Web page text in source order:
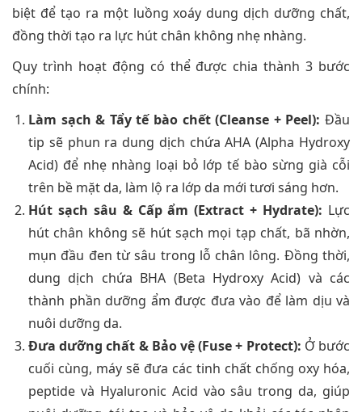
biệt để tạo ra một luồng xoáy dung dịch dưỡng chất,
đồng thời tạo ra lực hút chân không nhẹ nhàng.
Quy trình hoạt động có thể được chia thành 3 bước
chính:
Làm sạch & Tẩy tế bào chết (Cleanse + Peel): Đầu
tip sẽ phun ra dung dịch chứa AHA (Alpha Hydroxy
Acid) để nhẹ nhàng loại bỏ lớp tế bào sừng già cỗi
trên bề mặt da, làm lộ ra lớp da mới tươi sáng hơn.
Hút sạch sâu & Cấp ẩm (Extract + Hydrate): Lực
hút chân không sẽ hút sạch mọi tạp chất, bã nhờn,
mụn đầu đen từ sâu trong lỗ chân lông. Đồng thời,
dung dịch chứa BHA (Beta Hydroxy Acid) và các
thành phần dưỡng ẩm được đưa vào để làm dịu và
nuôi dưỡng da.
Đưa dưỡng chất & Bảo vệ (Fuse + Protect): Ở bước
cuối cùng, máy sẽ đưa các tinh chất chống oxy hóa,
peptide và Hyaluronic Acid vào sâu trong da, giúp